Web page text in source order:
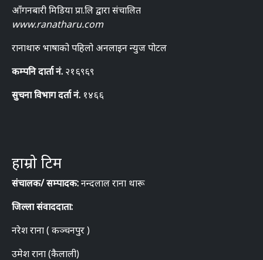
आँगनबारी मिडिया प्रा.लि द्वारा संचालित
www.ranatharu.com
रानाथारु भाषाको पहिलो अनलाइन न्युज पोटल
कम्पनि दार्ता नं. २१६९६९
सुचना विभाग दर्ता नं. १४६६
हाम्रो टिम
संचालक/ सम्पादक:नन्दलाल राना थारू
जिल्ला संवाददाता:
नरेश राना ( कञ्चनपुर )
उमेश राना (कैलाली)